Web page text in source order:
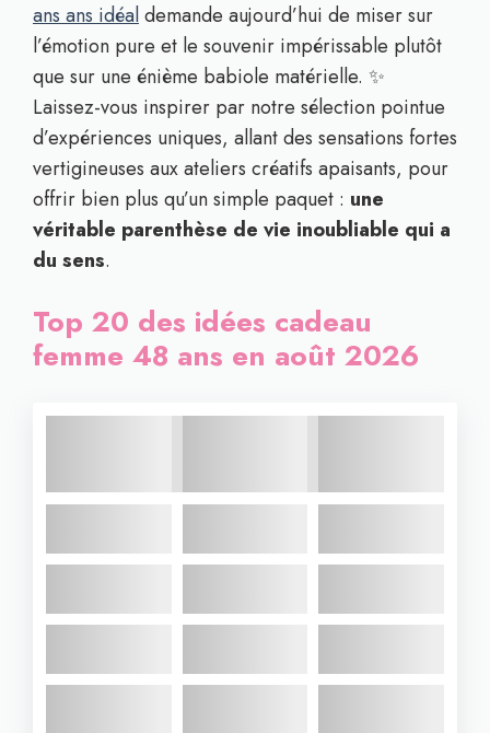
ans ans idéaldemande aujourd’hui de miser sur
l’émotion pure et le souvenir impérissable plutôt
que sur une énième babiole matérielle. ✨
Laissez-vous inspirer par notre sélection pointue
d’expériences uniques, allant des sensations fortes
vertigineuses aux ateliers créatifs apaisants, pour
offrir bien plus qu’un simple paquet : une
véritable parenthèse de vie inoubliable qui a
du sens.
Top 20 des idées cadeau
femme 48 ans en août 2026